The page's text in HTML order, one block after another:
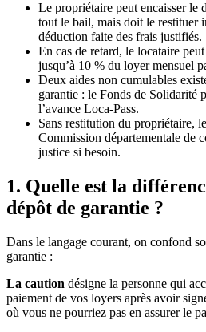
Le propriétaire peut encaisser le
tout le bail, mais doit le restituer
déduction faite des frais justifiés.
En cas de retard, le locataire
jusqu’à 10 % du loyer mensuel
Deux aides non cumulables
garantie : le Fonds de Solidarité
l’avance Loca-Pass.
Sans restitution du propriétaire,
Commission départementale de
justice si besoin.
1. Quelle est la
dépôt de garantie ?
Dans le langage courant, on confond
garantie :
La caution désigne la personne qui
paiement de vos loyers après avoir
où vous ne pourriez pas en assurer le